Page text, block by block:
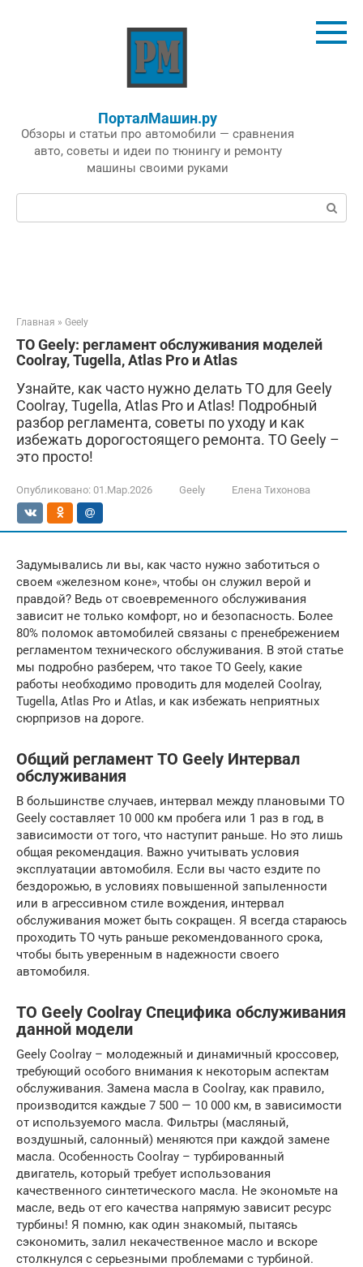
ПорталМашин.ру
Обзоры и статьи про автомобили — сравнения
авто, советы и идеи по тюнингу и ремонту
машины своими руками
Поиск:
Главная » Geely
ТО Geely: регламент обслуживания моделей
Coolray, Tugella, Atlas Pro и Atlas
Узнайте, как часто нужно делать ТО для Geely
Coolray, Tugella, Atlas Pro и Atlas! Подробный
разбор регламента, советы по уходу и как
избежать дорогостоящего ремонта. ТО Geely –
это просто!
Опубликовано: 01.Мар.2026 Geely Елена Тихонова
Задумывались ли вы, как часто нужно заботиться о
своем «железном коне», чтобы он служил верой и
правдой? Ведь от своевременного обслуживания
зависит не только комфорт, но и безопасность. Более
80% поломок автомобилей связаны с пренебрежением
регламентом технического обслуживания. В этой статье
мы подробно разберем, что такое ТО Geely, какие
работы необходимо проводить для моделей Coolray,
Tugella, Atlas Pro и Atlas, и как избежать неприятных
сюрпризов на дороге.
Общий регламент ТО Geely Интервал
обслуживания
В большинстве случаев, интервал между плановыми ТО
Geely составляет 10 000 км пробега или 1 раз в год, в
зависимости от того, что наступит раньше. Но это лишь
общая рекомендация. Важно учитывать условия
эксплуатации автомобиля. Если вы часто ездите по
бездорожью, в условиях повышенной запыленности
или в агрессивном стиле вождения, интервал
обслуживания может быть сокращен. Я всегда стараюсь
проходить ТО чуть раньше рекомендованного срока,
чтобы быть уверенным в надежности своего
автомобиля.
ТО Geely Coolray Специфика обслуживания
данной модели
Geely Coolray – молодежный и динамичный кроссовер,
требующий особого внимания к некоторым аспектам
обслуживания. Замена масла в Coolray, как правило,
производится каждые 7 500 — 10 000 км, в зависимости
от используемого масла. Фильтры (масляный,
воздушный, салонный) меняются при каждой замене
масла. Особенность Coolray – турбированный
двигатель, который требует использования
качественного синтетического масла. Не экономьте на
масле, ведь от его качества напрямую зависит ресурс
турбины! Я помню, как один знакомый, пытаясь
сэкономить, залил некачественное масло и вскоре
столкнулся с серьезными проблемами с турбиной.